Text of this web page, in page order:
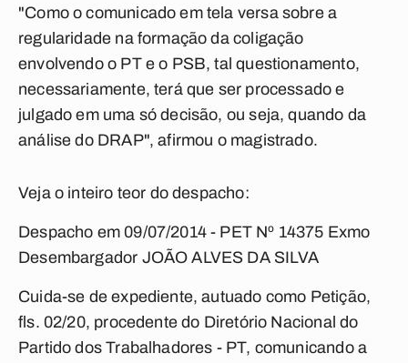
"Como o comunicado em tela versa sobre a
regularidade na formação da coligação
envolvendo o PT e o PSB, tal questionamento,
necessariamente, terá que ser processado e
julgado em uma só decisão, ou seja, quando da
análise do DRAP", afirmou o magistrado.
Veja o inteiro teor do despacho:
Despacho em 09/07/2014 - PET Nº 14375 Exmo
Desembargador JOÃO ALVES DA SILVA
Cuida-se de expediente, autuado como Petição,
fls. 02/20, procedente do Diretório Nacional do
Partido dos Trabalhadores - PT, comunicando a